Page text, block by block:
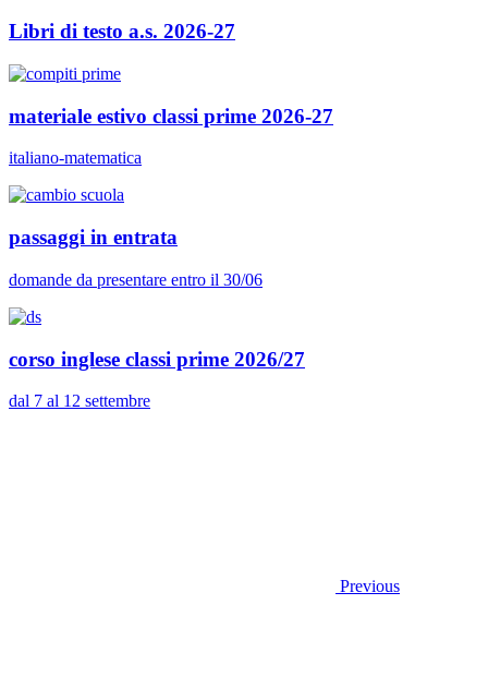
Libri di testo a.s. 2026-27
materiale estivo classi prime 2026-27
italiano-matematica
passaggi in entrata
domande da presentare entro il 30/06
corso inglese classi prime 2026/27
dal 7 al 12 settembre
Previous